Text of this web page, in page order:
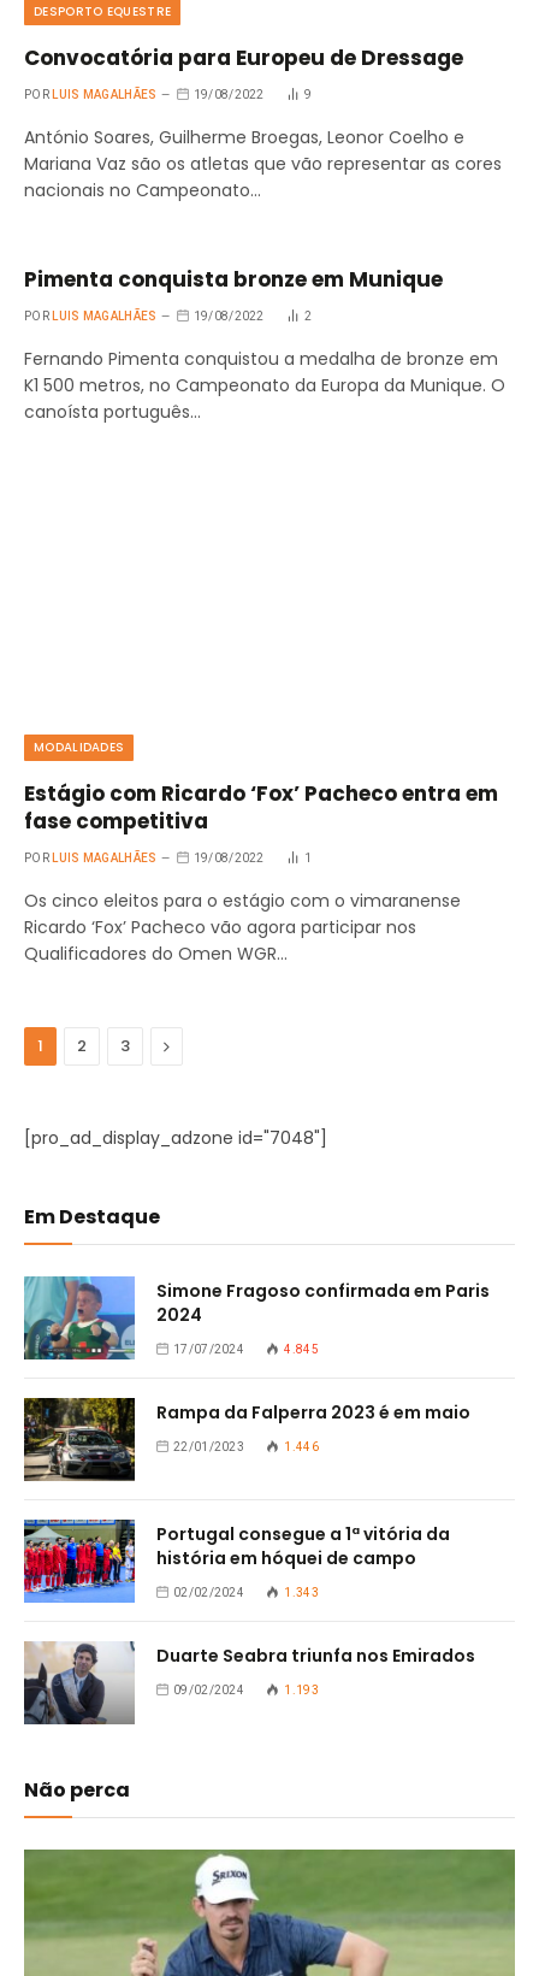
DESPORTO EQUESTRE
Convocatória para Europeu de Dressage
POR LUIS MAGALHÃES 19/08/2022 9
António Soares, Guilherme Broegas, Leonor Coelho e
Mariana Vaz são os atletas que vão representar as cores
nacionais no Campeonato…
Pimenta conquista bronze em Munique
POR LUIS MAGALHÃES 19/08/2022 2
Fernando Pimenta conquistou a medalha de bronze em
K1 500 metros, no Campeonato da Europa da Munique. O
canoísta português…
MODALIDADES
Estágio com Ricardo ‘Fox’ Pacheco entra em
fase competitiva
POR LUIS MAGALHÃES 19/08/2022 1
Os cinco eleitos para o estágio com o vimaranense
Ricardo ‘Fox’ Pacheco vão agora participar nos
Qualificadores do Omen WGR…
1 2 3 Seguinte
[pro_ad_display_adzone id="7048"]
Em Destaque
Simone Fragoso confirmada em Paris
2024
17/07/2024 4.845
Rampa da Falperra 2023 é em maio
22/01/2023 1.446
Portugal consegue a 1ª vitória da
história em hóquei de campo
02/02/2024 1.343
Duarte Seabra triunfa nos Emirados
09/02/2024 1.193
Não perca